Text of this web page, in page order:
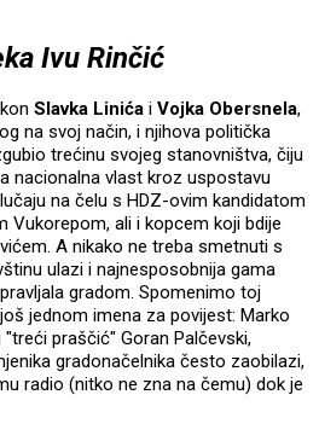
Ivu Rinčić
Slavka Linića i Vojka Obersnela,
na svoj način, i njihova politička
trećinu svojeg stanovništva, čiju
nacionalna vlast kroz uspostavu
na čelu s HDZ-ovim kandidatom
Vukorepom, ali i kopcem koji bdije
A nikako ne treba smetnuti s
ulazi i najnesposobnija gama
gradom. Spomenimo toj
jednom imena za povijest: Marko
"treći praščić" Goran Palčevski,
gradonačelnika često zaobilazi,
radio (nitko ne zna na čemu) dok je